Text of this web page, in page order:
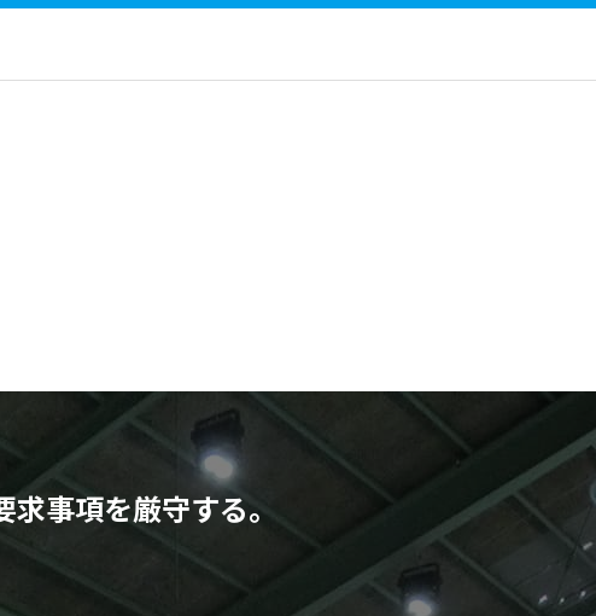
事項を厳守する。